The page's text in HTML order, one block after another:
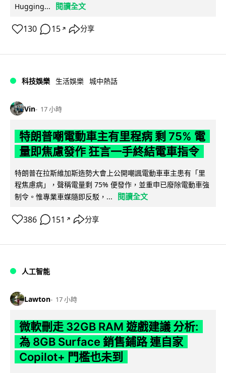
Hugging...
閱讀全文
130 15 ↗ 分享
科技娛樂 生活娛樂 城中熱話
Vin 17 小時
特朗普嘲電動車主有里程病 剩 75% 電
量即焦慮發作 狂言一手終結電車指令
特朗普在拉斯維加斯造勢大會上公開嘲諷電動車車主患有「里
程焦慮病」，聲稱電量剩 75% 便發作，並重申已廢除電動車強
制令。惟專業車媒隨即反駁，...
閱讀全文
386 151 ↗ 分享
人工智能
Lawton 17 小時
微軟刪走 32GB RAM 遊戲建議 分析:
為 8GB Surface 銷售鋪路 連自家
Copilot+ 門檻也未到